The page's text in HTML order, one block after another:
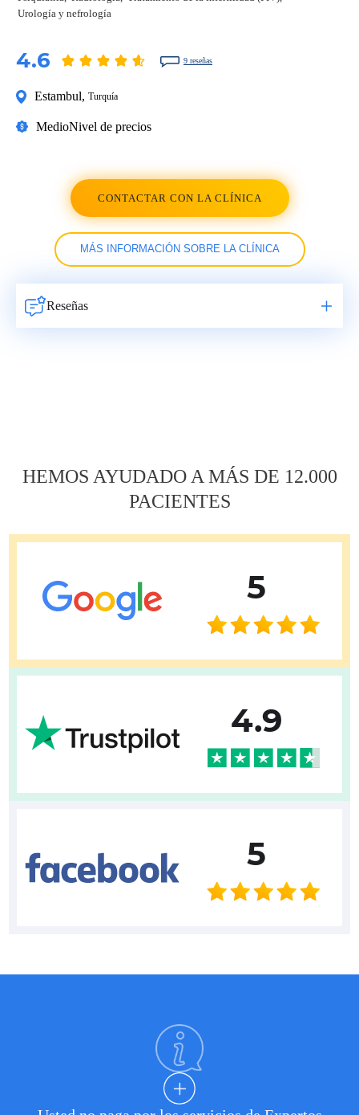
Urología y nefrología
4.6 9 reseñas
Estambul, Turquía
MedioNivel de precios
CONTACTAR CON LA CLÍNICA
MÁS INFORMACIÓN SOBRE LA CLÍNICA
Reseñas
HEMOS AYUDADO A MÁS DE 12.000
PACIENTES
5
4.9
5